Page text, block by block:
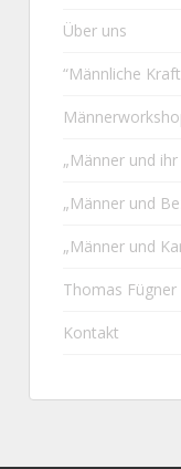
Über uns
“Männliche
„Männer und ihr
„Männer und
„Männer und
Thomas Fügner
Kontakt